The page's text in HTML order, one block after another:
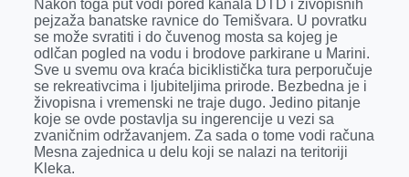
Nakon toga put vodi pored kanala DTD i živopisnih
pejzaža banatske ravnice do Temišvara. U povratku
se može svratiti i do čuvenog mosta sa kojeg je
odlčan pogled na vodu i brodove parkirane u Marini.
Sve u svemu ova kraća biciklistička tura perporučuje
se rekreativcima i ljubiteljima prirode. Bezbedna je i
živopisna i vremenski ne traje dugo. Jedino pitanje
koje se ovde postavlja su ingerencije u vezi sa
zvaničnim održavanjem. Za sada o tome vodi računa
Mesna zajednica u delu koji se nalazi na teritoriji
Kleka.